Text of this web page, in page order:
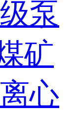
泵
矿
心